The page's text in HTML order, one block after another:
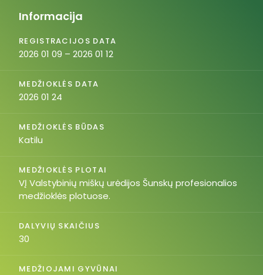
Informacija
REGISTRACIJOS DATA
2026 01 09 – 2026 01 12
MEDŽIOKLĖS DATA
2026 01 24
MEDŽIOKLĖS BŪDAS
Katilu
MEDŽIOKLĖS PLOTAI
VĮ Valstybinių miškų urėdijos Šunskų profesionalios
medžioklės plotuose.
DALYVIŲ SKAIČIUS
30
MEDŽIOJAMI GYVŪNAI